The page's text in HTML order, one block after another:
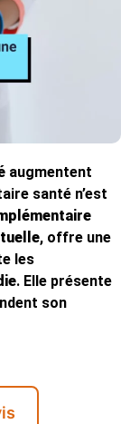
augmentent
santé n’est
, offre une
les
. Elle présente
son